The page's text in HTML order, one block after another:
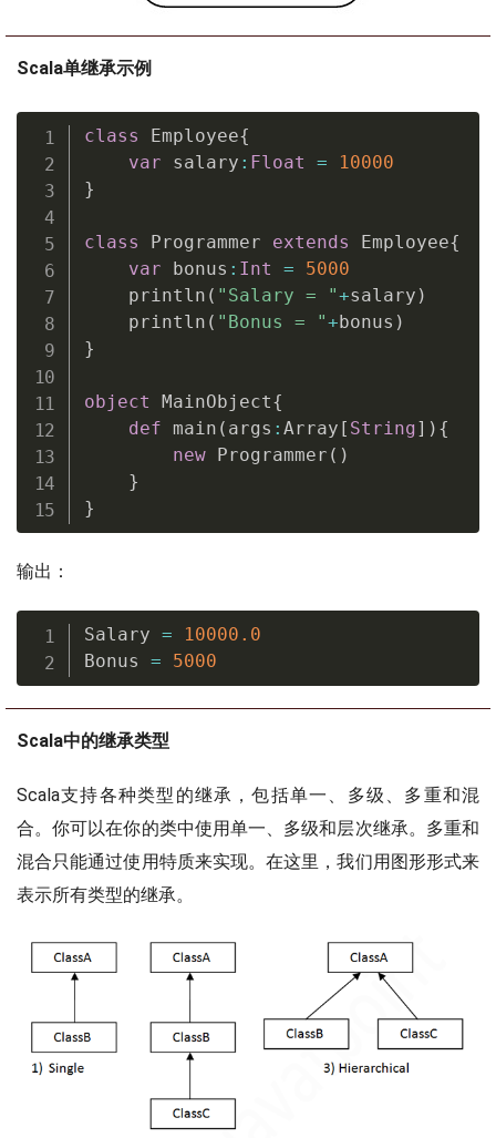
Scala单继承示例
class Employee{
var salary : Float =
10000
}
class Programmer extends Employee{
var bonus : Int =
5000
    println
( "Salary = "+salary )
    println
( "Bonus = "+bonus )
}
object MainObject{
def main ( args : Array [ String] ) {
new Programmer ( )
}
}
输出：
Salary =
10000.0
Bonus = 5000
Scala中的继承类型
Scala支持各种类型的继承，包括单一、多级、多重和混
合。你可以在你的类中使用单一、多级和层次继承。多重和
混合只能通过使用特质来实现。在这里，我们用图形形式来
表示所有类型的继承。